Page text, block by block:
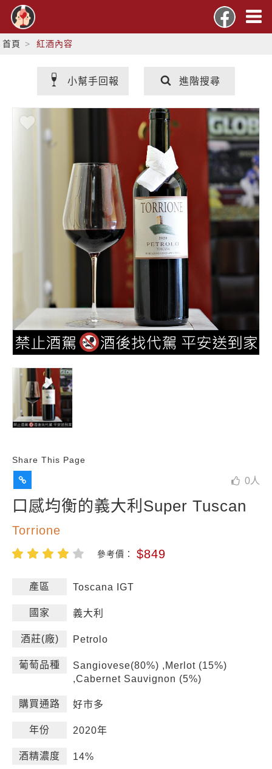
首頁 紅酒內容
小幫手回報 進階搜尋
Share This Page
0人
口感均衡的義大利Super Tuscan
Torrione
參考價： $849
產區 Toscana IGT
國家 義大利
酒莊(廠) Petrolo
葡萄品種
Sangiovese(80%) ,Merlot (15%)
,Cabernet Sauvignon (5%)
購買通路 好市多
年份 2020年
酒精濃度 14%